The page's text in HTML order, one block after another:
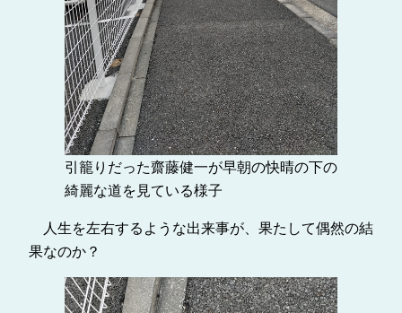
引籠りだった齋藤健一が早朝の快晴の下の
綺麗な道を見ている様子
人生を左右するような出来事が、果たして偶然の結
果なのか？